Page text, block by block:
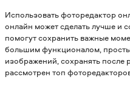
Использовать фоторедактор
онлайн может сделать лучше и
помогут сохранить важные
большим функционалом,
изображений, сохранять после
рассмотрен топ